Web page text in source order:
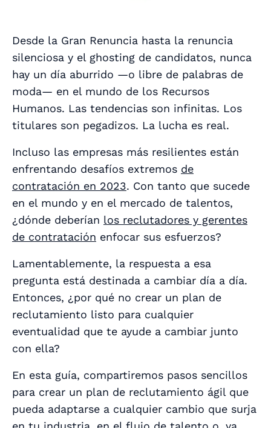
Desde la Gran Renuncia hasta la renuncia
silenciosa y el ghosting de candidatos, nunca
hay un día aburrido —o libre de palabras de
moda— en el mundo de los Recursos
Humanos. Las tendencias son infinitas. Los
titulares son pegadizos. La lucha es real.
Incluso las empresas más resilientes están
enfrentando desafíos extremos de
contratación en 2023. Con tanto que sucede
en el mundo y en el mercado de talentos,
¿dónde deberían los reclutadores y gerentes
de contratación enfocar sus esfuerzos?
Lamentablemente, la respuesta a esa
pregunta está destinada a cambiar día a día.
Entonces, ¿por qué no crear un plan de
reclutamiento listo para cualquier
eventualidad que te ayude a cambiar junto
con ella?
En esta guía, compartiremos pasos sencillos
para crear un plan de reclutamiento ágil que
pueda adaptarse a cualquier cambio que surja